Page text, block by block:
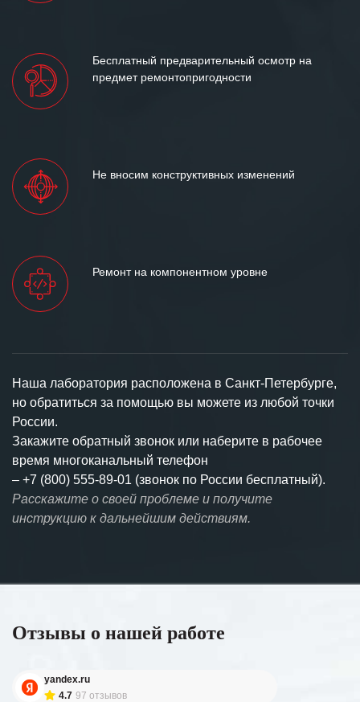
Бесплатный предварительный осмотр на
предмет ремонтопригодности
Не вносим конструктивных изменений
Ремонт на компонентном уровне
Наша лаборатория расположена в Санкт-Петербурге,
но обратиться за помощью вы можете из любой точки
России.
Закажите обратный звонок или наберите в рабочее
время многоканальный телефон
– +7 (800) 555-89-01 (звонок по России бесплатный).
Расскажите о своей проблеме и получите
инструкцию к дальнейшим действиям.
Отзывы о нашей работе
yandex.ru
4.7 97 отзывов